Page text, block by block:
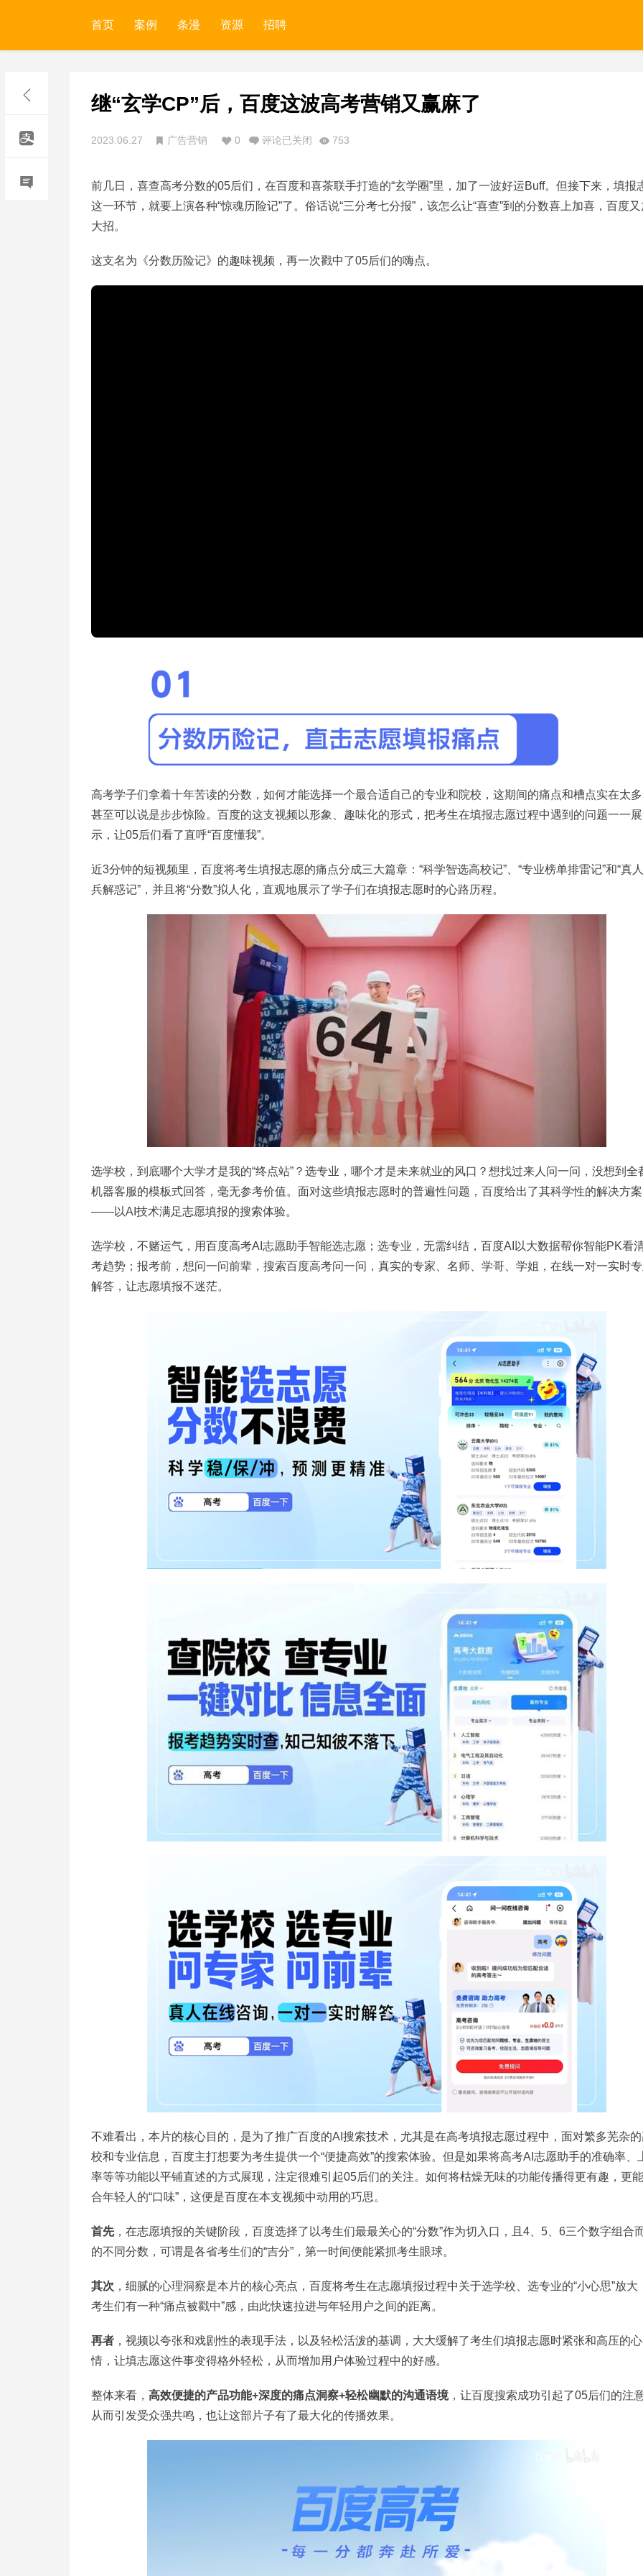
首页 案例 条漫 资源 招聘
继“玄学CP”后，百度这波高考营销又赢麻了
2023.06.27 广告营销 0 评论已关闭 753
前几日，喜查高考分数的05后们，在百度和喜茶联手打造的“玄学圈”里，加了一波好运Buff。但接下来，填报
这一环节，就要上演各种“惊魂历险记”了。俗话说“三分考七分报”，该怎么让“喜查”到的分数喜上加喜，百度
大招。
这支名为《分数历险记》的趣味视频，再一次戳中了05后们的嗨点。
高考学子们拿着十年苦读的分数，如何才能选择一个最合适自己的专业和院校，这期间的痛点和槽点实在太
甚至可以说是步步惊险。百度的这支视频以形象、趣味化的形式，把考生在填报志愿过程中遇到的问题一一展
示，让05后们看了直呼“百度懂我”。
近3分钟的短视频里，百度将考生填报志愿的痛点分成三大篇章：“科学智选高校记”、“专业榜单排雷记”和“真
兵解惑记”，并且将“分数”拟人化，直观地展示了学子们在填报志愿时的心路历程。
选学校，到底哪个大学才是我的“终点站”？选专业，哪个才是未来就业的风口？想找过来人问一问，没想到全
机器客服的模板式回答，毫无参考价值。面对这些填报志愿时的普遍性问题，百度给出了其科学性的解决方案
——以AI技术满足志愿填报的搜索体验。
选学校，不赌运气，用百度高考AI志愿助手智能选志愿；选专业，无需纠结，百度AI以大数据帮你智能PK看
考趋势；报考前，想问一问前辈，搜索百度高考问一问，真实的专家、名师、学哥、学姐，在线一对一实时
解答，让志愿填报不迷茫。
不难看出，本片的核心目的，是为了推广百度的AI搜索技术，尤其是在高考填报志愿过程中，面对繁多芜杂
校和专业信息，百度主打想要为考生提供一个“便捷高效”的搜索体验。但是如果将高考AI志愿助手的准确率、
率等等功能以平铺直述的方式展现，注定很难引起05后们的关注。如何将枯燥无味的功能传播得更有趣，更
合年轻人的“口味”，这便是百度在本支视频中动用的巧思。
首先，在志愿填报的关键阶段，百度选择了以考生们最最关心的“分数”作为切入口，且4、5、6三个数字组合
的不同分数，可谓是各省考生们的“吉分”，第一时间便能紧抓考生眼球。
其次 ，细腻的心理洞察是本片的核心亮点，百度将考生在志愿填报过程中关于选学校、选专业的“小心思”放大
考生们有一种“痛点被戳中”感，由此快速拉进与年轻用户之间的距离。
再者 ，视频以夸张和戏剧性的表现手法，以及轻松活泼的基调，大大缓解了考生们填报志愿时紧张和高压的心
情，让填志愿这件事变得格外轻松，从而增加用户体验过程中的好感。
整体来看， 高效便捷的产品功能+深度的痛点洞察+轻松幽默的沟通语境，让百度搜索成功引起了05后们的注
从而引发受众强共鸣，也让这部片子有了最大化的传播效果。